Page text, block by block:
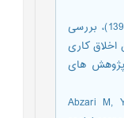
واحد اسرمی، محمد جواد و همکاران، (1394)، بررسی
کاری
های
Abzari M,